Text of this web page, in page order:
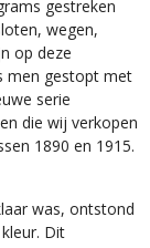
gestreken
wegen,
op deze
men gestopt met
serie
die wij verkopen
1890 en 1915.
was, ontstond
Dit